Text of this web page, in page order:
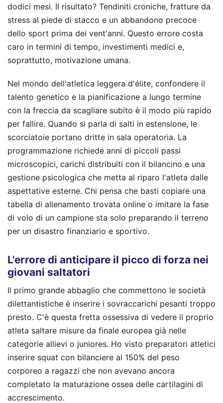
dodici mesi. Il risultato? Tendiniti croniche, fratture da
stress al piede di stacco e un abbandono precoce
dello sport prima dei vent'anni. Questo errore costa
caro in termini di tempo, investimenti medici e,
soprattutto, motivazione umana.
Nel mondo dell'atletica leggera d'élite, confondere il
talento genetico e la pianificazione a lungo termine
con la freccia da scagliare subito è il modo più rapido
per fallire. Quando si parla di salti in estensione, le
scorciatoie portano dritte in sala operatoria. La
programmazione richiede anni di piccoli passi
microscopici, carichi distribuiti con il bilancino e una
gestione psicologica che metta al riparo l'atleta dalle
aspettative esterne. Chi pensa che basti copiare una
tabella di allenamento trovata online o imitare la fase
di volo di un campione sta solo preparando il terreno
per un disastro finanziario e sportivo.
L'errore di anticipare il picco di forza nei
giovani saltatori
Il primo grande abbaglio che commettono le società
dilettantistiche è inserire i sovraccarichi pesanti troppo
presto. C'è questa fretta ossessiva di vedere il proprio
atleta saltare misure da finale europea già nelle
categorie allievi o juniores. Ho visto preparatori atletici
inserire squat con bilanciere al 150% del peso
corporeo a ragazzi che non avevano ancora
completato la maturazione ossea delle cartilagini di
accrescimento.